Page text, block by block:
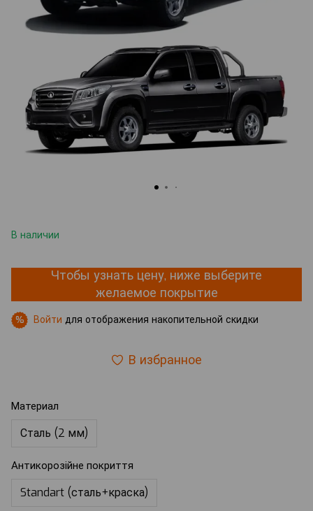
В наличии
Чтобы узнать цену, ниже выберите
желаемое покрытие
% Войти для отображения накопительной скидки
В избранное
Материал
Сталь (2 мм)
Антикорозійне покриття
Standart (сталь+краска)